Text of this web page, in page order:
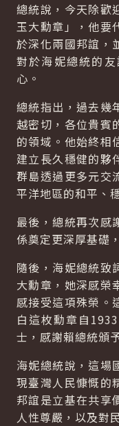
總統說，今天除歡
玉大勳章」，他要
於深化兩國邦誼，
對於海妮總統的
心。
總統指出，過去幾
越密切，各位貴賓
的領域。他始終相
建立長久穩健的夥
群島透過更多元交
平洋地區的和平、
最後，總統再次感
係奠定更深厚基礎
隨後，海妮總統致
大勳章，她深感榮
感接受這項殊榮。
白這枚勳章自
士，感謝賴總統頒
海妮總統說，這場
現臺灣人民慷慨的
邦誼是立基在共享
人性尊嚴，以及對